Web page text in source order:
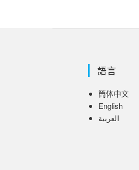
語言
簡体中文
English
العربية